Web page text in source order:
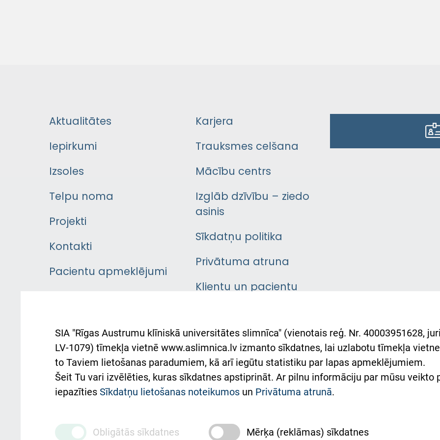
Aktualitātes
Iepirkumi
Izsoles
Telpu noma
Projekti
Kontakti
Pacientu apmeklējumi
Pacienta
atsauksmju/sūdzību
iesniegšanas kārtība
Kā pie mums nokļūt
ceļvedis
Karjera
Trauksmes celšana
Mācību centrs
Izglāb dzīvību – ziedo
asinis
Sīkdatņu politika
Privātuma atruna
Klientu un pacientu
Austrumu slimnīcas
atbalsts Ukrainai
Підтримка Східної лікарні
та співпраця з Україною
SIA "Rīgas Austrumu klīniskā universitātes slimnīca" (vienotais reģ. Nr. 40003951628,
LV-1079) tīmekļa vietnē www.aslimnica.lv izmanto sīkdatnes, lai uzlabotu tīmekļa
to Taviem lietošanas paradumiem, kā arī iegūtu statistiku par lapas apmeklējumiem.
Šeit Tu vari izvēlēties, kuras sīkdatnes apstiprināt. Ar pilnu informāciju par mūsu veikto
iepazīties Sīkdatņu lietošanas noteikumos un Privātuma atrunā.
Obligātās sīkdatnes Mērķa (reklāmas) sīkdatnes